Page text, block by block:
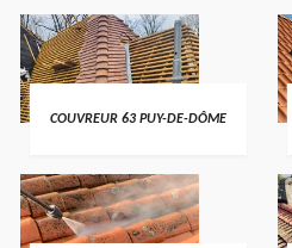
COUVREUR 63 PUY-DE-DÔME